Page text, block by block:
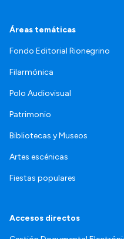
Áreas temáticas
Fondo Editorial Rionegrino
Filarmónica
Polo Audiovisual
Patrimonio
Bibliotecas y Museos
Artes escénicas
Fiestas populares
Accesos directos